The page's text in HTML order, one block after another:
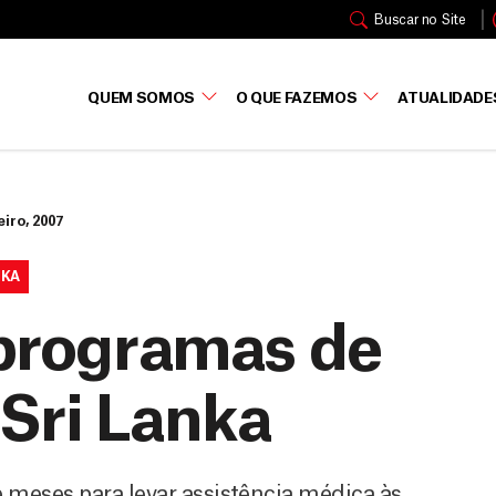
Buscar no Site
QUEM SOMOS O QUE FAZEMOS
2007
de
Lanka